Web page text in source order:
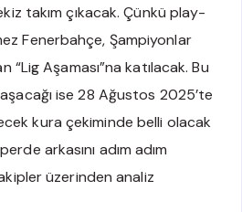
takım çıkacak. Çünkü play-
Fenerbahçe, Şampiyonlar
“Lig Aşaması”na katılacak. Bu
ise 28 Ağustos 2025’te
kura çekiminde belli olacak
arkasını adım adım
üzerinden analiz